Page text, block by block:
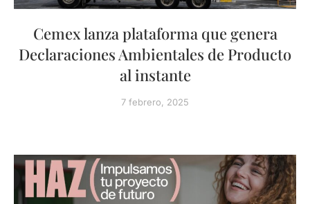
Cemex lanza plataforma que genera
Declaraciones Ambientales de Producto
al instante
7 febrero, 2025